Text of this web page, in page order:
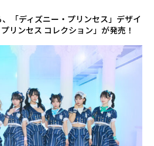
「ディズニー・プリンセス」デザイ
リンセス コレクション」が発売！